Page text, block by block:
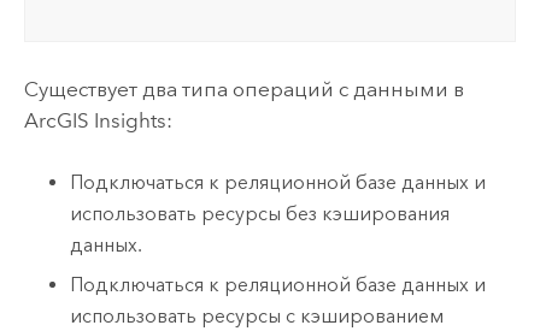
Существует два типа операций с данными в
ArcGIS Insights:
Подключаться к реляционной базе данных и
использовать ресурсы без кэширования
данных.
Подключаться к реляционной базе данных и
использовать ресурсы с кэшированием